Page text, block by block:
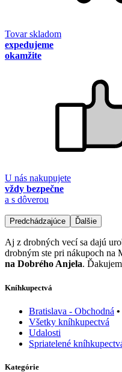
Tovar skladom
expedujeme
okamžite
U nás nakupujete
vždy bezpečne
a s dôverou
Predchádzajúce Ďalšie
Aj z drobných vecí sa dajú
drobným ste pri nákupoch na
na Dobrého Anjela.
Kníhkupectvá
Bratislava - Obchodná
Všetky kníhkupectvá
Udalosti
Spriatelené
Kategórie